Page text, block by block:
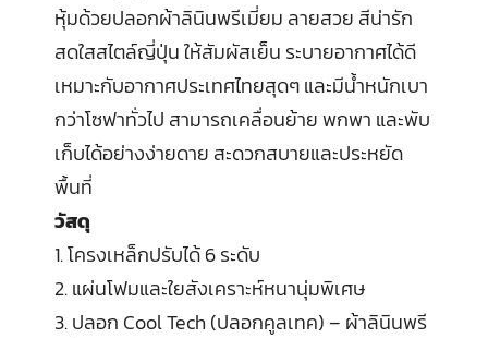
หุ้มด้วยปลอกผ้าลินินพรีเมี่ยม ลายสวย สีน่ารัก
สดใสสไตล์ญี่ปุ่น ให้สัมผัสเย็น ระบายอากาศได้ดี
เหมาะกับอากาศประเทศไทยสุดๆ และมีน้ำหนักเบา
กว่าโซฟาทั่วไป สามารถเคลื่อนย้าย พกพา และพับ
เก็บได้อย่างง่ายดาย สะดวกสบายและประหยัด
พื้นที่
วัสดุ
1. โครงเหล็กปรับได้ 6 ระดับ
2. แผ่นโฟมและใยสังเคราะห์หนานุ่มพิเศษ
3. ปลอก Cool Tech (ปลอกคูลเทค) – ผ้าลินินพรี